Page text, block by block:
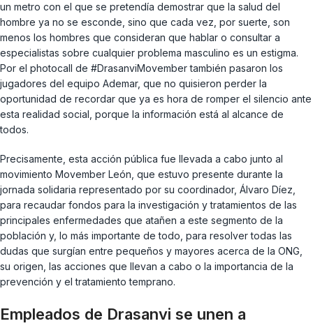
un metro con el que se pretendía demostrar que la salud del
hombre ya no se esconde, sino que cada vez, por suerte, son
menos los hombres que consideran que hablar o consultar a
especialistas sobre cualquier problema masculino es un estigma.
Por el photocall de #DrasanviMovember también pasaron los
jugadores del equipo Ademar, que no quisieron perder la
oportunidad de recordar que ya es hora de romper el silencio ante
esta realidad social, porque la información está al alcance de
todos.
Precisamente, esta acción pública fue llevada a cabo junto al
movimiento Movember León, que estuvo presente durante la
jornada solidaria representado por su coordinador, Álvaro Díez,
para recaudar fondos para la investigación y tratamientos de las
principales enfermedades que atañen a este segmento de la
población y, lo más importante de todo, para resolver todas las
dudas que surgían entre pequeños y mayores acerca de la ONG,
su origen, las acciones que llevan a cabo o la importancia de la
prevención y el tratamiento temprano.
Empleados de Drasanvi se unen a